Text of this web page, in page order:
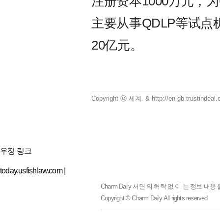
主要从事QDLP等试点
20亿元。
Copyright ⓒ 세계. & http://en-
우정 링크
today.usfishlaw.com|
Charm Daily서면 의 허락 없 이 는 정보 내용
Copyright © Charm Daily All rights reserved